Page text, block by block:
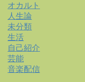
オカルト
人生論
未分類
生活
自己紹介
芸能
音楽配信